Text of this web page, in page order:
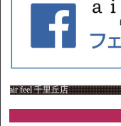
air feel 千里丘店